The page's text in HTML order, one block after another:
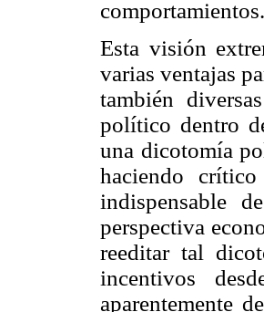
comportamientos.
Esta visión
varias ventajas
también
político dentro
una dicotomía
haciendo
indispensable
perspectiva
reeditar tal
incentivos
aparentemente